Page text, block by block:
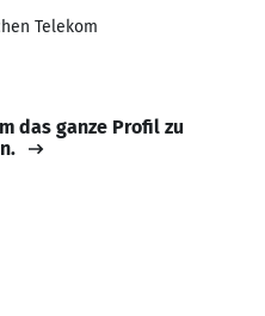
Telekom
das ganze Profil zu